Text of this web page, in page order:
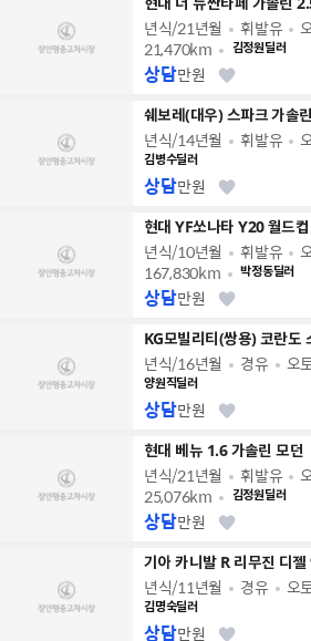
년식/21년월 휘발유
21,470km
김정원딜러
상담만원
쉐보레(대우) 스파크 가솔
년식/14년월 휘발유
김병수딜러
상담만원
현대 YF쏘나타 Y20 월드
년식/10년월 휘발유
167,830km
박정동딜러
상담만원
KG모빌리티(쌍용) 코란도
년식/16년월 경유 오
양원직딜러
상담만원
현대 베뉴 1.6 가솔린 모던
년식/21년월 휘발유
25,076km
김정원딜러
상담만원
기아 카니발 R 리무진 디
년식/11년월 경유 오
김명숙딜러
상담만원